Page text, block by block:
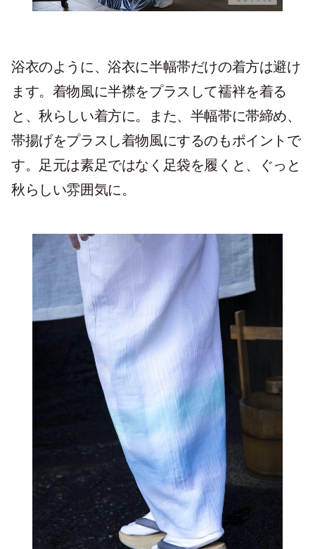
浴衣のように、浴衣に半幅帯だけの着方は避け
ます。着物風に半襟をプラスして襦袢を着る
と、秋らしい着方に。また、半幅帯に帯締め、
帯揚げをプラスし着物風にするのもポイントで
す。足元は素足ではなく足袋を履くと、ぐっと
秋らしい雰囲気に。